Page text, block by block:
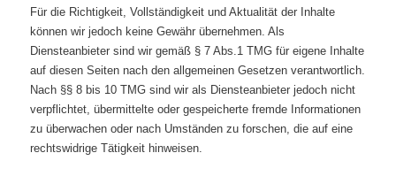
Für die Richtigkeit, Vollständigkeit und Aktualität der Inhalte
können wir jedoch keine Gewähr übernehmen. Als
Diensteanbieter sind wir gemäß § 7 Abs.1 TMG für eigene Inhalte
auf diesen Seiten nach den allgemeinen Gesetzen verantwortlich.
Nach §§ 8 bis 10 TMG sind wir als Diensteanbieter jedoch nicht
verpflichtet, übermittelte oder gespeicherte fremde Informationen
zu überwachen oder nach Umständen zu forschen, die auf eine
rechtswidrige Tätigkeit hinweisen.